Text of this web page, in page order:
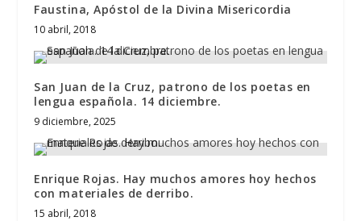
Faustina, Apóstol de la Divina Misericordia
10 abril, 2018
San Juan de la Cruz, patrono de los poetas en
lengua española. 14 diciembre.
9 diciembre, 2025
Enrique Rojas. Hay muchos amores hoy hechos
con materiales de derribo.
15 abril, 2018